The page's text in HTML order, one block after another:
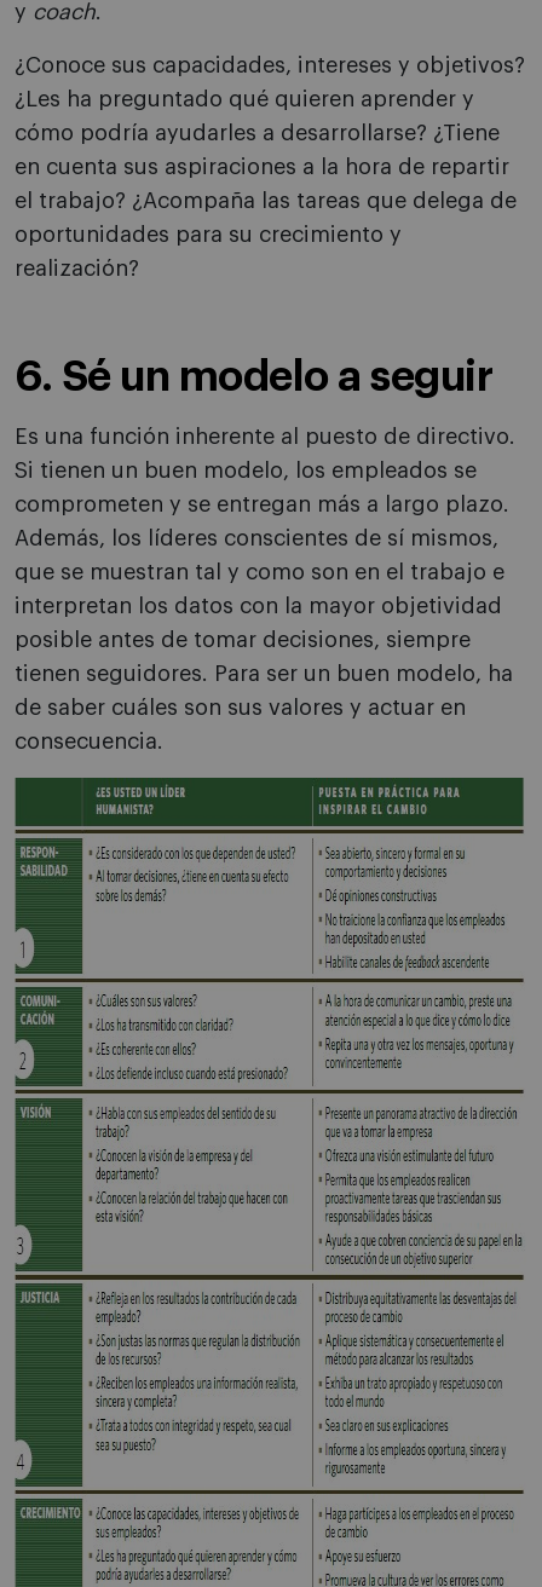
y coach.
¿Conoce sus capacidades, intereses y objetivos?
¿Les ha preguntado qué quieren aprender y
cómo podría ayudarles a desarrollarse? ¿Tiene
en cuenta sus aspiraciones a la hora de repartir
el trabajo? ¿Acompaña las tareas que delega de
oportunidades para su crecimiento y
realización?
6. Sé un modelo a seguir
Es una función inherente al puesto de directivo.
Si tienen un buen modelo, los empleados se
comprometen y se entregan más a largo plazo.
Además, los líderes conscientes de sí mismos,
que se muestran tal y como son en el trabajo e
interpretan los datos con la mayor objetividad
posible antes de tomar decisiones, siempre
tienen seguidores. Para ser un buen modelo, ha
de saber cuáles son sus valores y actuar en
consecuencia.